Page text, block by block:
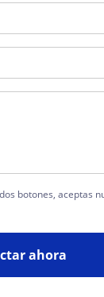
botones, aceptas
ahora